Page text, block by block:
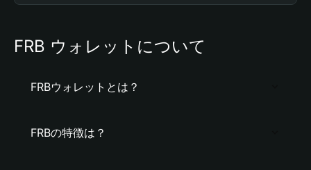
FRB ウォレットについて
FRBウォレットとは？
FRBの特徴は？